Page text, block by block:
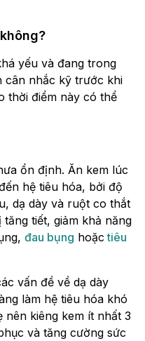
yếu và đang trong
cân nhắc kỹ trước khi
thời điểm này có thể
ổn định. Ăn kem lúc
hệ tiêu hóa, bởi độ
dạ dày và ruột co thắt
tiết, giảm khả năng
đau bụng hoặc tiêu
vấn đề về dạ dày
làm hệ tiêu hóa khó
kiêng kem ít nhất 3
và tăng cường sức